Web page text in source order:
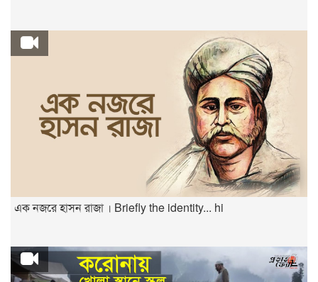
এক নজরে হাসন রাজা । Briefly the identity... hi